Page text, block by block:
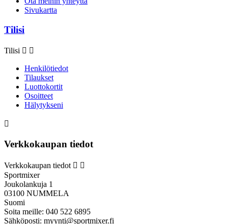
Sivukartta
Tilisi
Tilisi  
Henkilötiedot
Tilaukset
Luottokortit
Osoitteet
Hälytykseni

Verkkokaupan tiedot
Verkkokaupan tiedot  
Sportmixer
Joukolankuja 1
03100 NUMMELA
Suomi
Soita meille: 040 522 6895
Sähköposti: myynti@sportmixer.fi